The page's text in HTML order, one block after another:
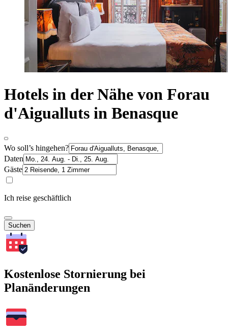
Hotels in der Nähe von Forau
d'Aigualluts in Benasque
Wo soll’s hingehen?
Daten
Gäste
Ich reise geschäftlich
Suchen
Kostenlose Stornierung bei
Planänderungen